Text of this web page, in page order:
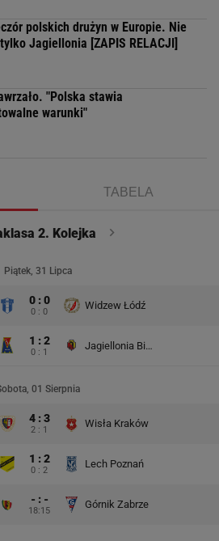
polskich drużyn w Europie. Nie
Jagiellonia [ZAPIS RELACJI]
"Polska stawia
warunki"
TABELA
2. Kolejka
Piątek, 31 Lipca
0 : 0
0 : 0
Widzew Łódź
1 : 2
0 : 1
Jagiellonia Białystok
01 Sierpnia
4 : 3
2 : 1
Wisła Kraków
1 : 2
0 : 2
Lech Poznań
- : -
18:15
Górnik Zabrze